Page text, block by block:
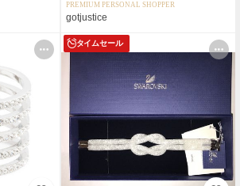
PREMIUM PERSONAL SHOPPER
gotjustice
タイムセール